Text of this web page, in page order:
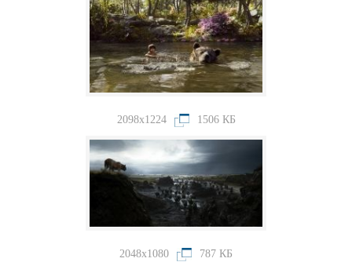
2098x1224 1506 КБ
2048x1080 787 КБ